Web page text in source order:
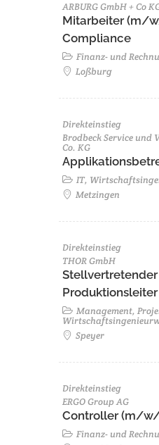
ARBURG GmbH + Co
Mitarbeiter (m/
Compliance
Finanz- und
Loßburg
Direkteinstieg
Brodbeck Service und
Co. KG
IT,
Metzingen
Direkteinstieg
THOR GmbH
Stellvertretender
Management,
Speyer
Direkteinstieg
ERGO Group AG
Controller (m/
Finanz- und